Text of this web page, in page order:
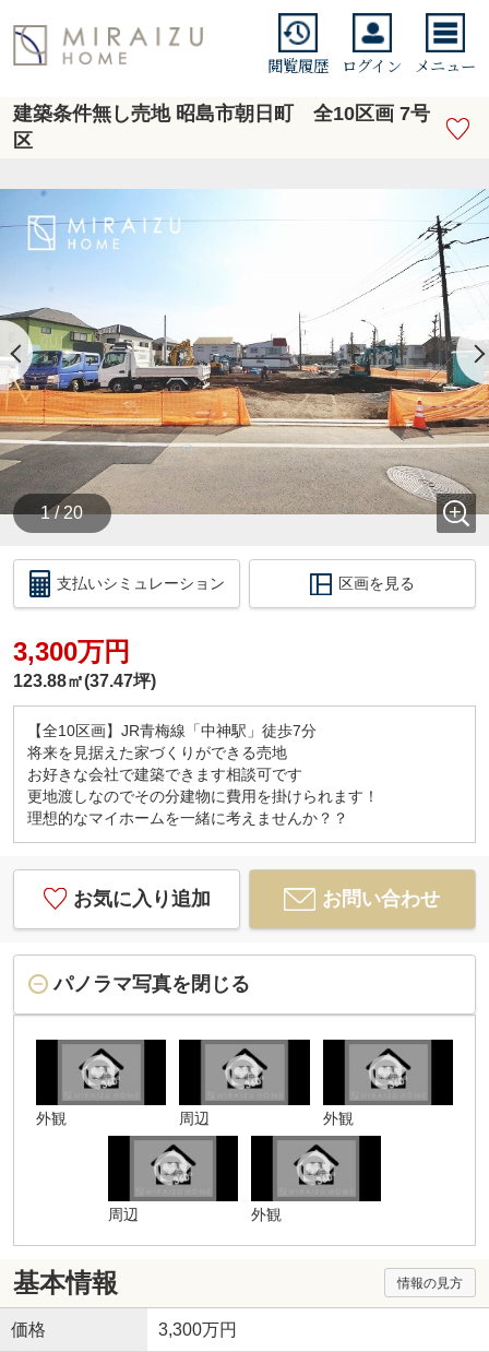
閲覧履歴 ログイン メニュー
建築条件無し売地 昭島市朝日町 全10区画 7号
区
1 / 20
支払いシミュレーション 区画を見る
3,300万円
123.88㎡(37.47坪)
【全10区画】JR青梅線「中神駅」徒歩7分
将来を見据えた家づくりができる売地
お好きな会社で建築できます相談可です
更地渡しなのでその分建物に費用を掛けられます！
理想的なマイホームを一緒に考えませんか？？
お気に入り追加 お問い合わせ
パノラマ写真を閉じる
外観 周辺 外観
周辺 外観
基本情報 情報の見方
価格 3,300万円